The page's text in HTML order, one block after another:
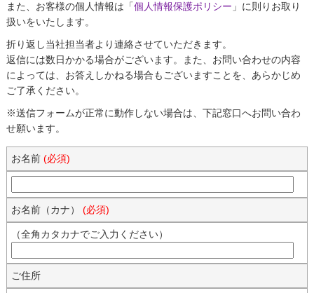
また、お客様の個人情報は「個人情報保護ポリシー 」に則りお取り
扱いをいたします。
折り返し当社担当者より連絡させていただきます。
返信には数日かかる場合がございます。また、お問い合わせの内容
によっては、お答えしかねる場合もございますことを、あらかじめ
ご了承ください。
※送信フォームが正常に動作しない場合は、下記窓口へお問い合わ
せ願います。
お名前 (必須)
お名前（カナ） (必須)
（全角カタカナでご入力ください）
ご住所